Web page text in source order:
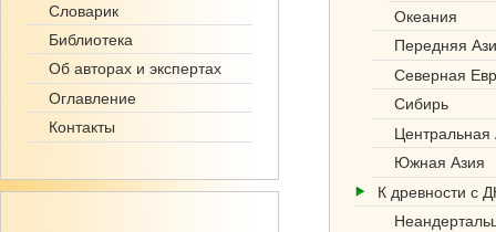
Словарик
Библиотека
Об авторах и экспертах
Оглавление
Контакты
Океания
Передняя
Северная
Сибирь
Центральная
Южная Азия
К древности с